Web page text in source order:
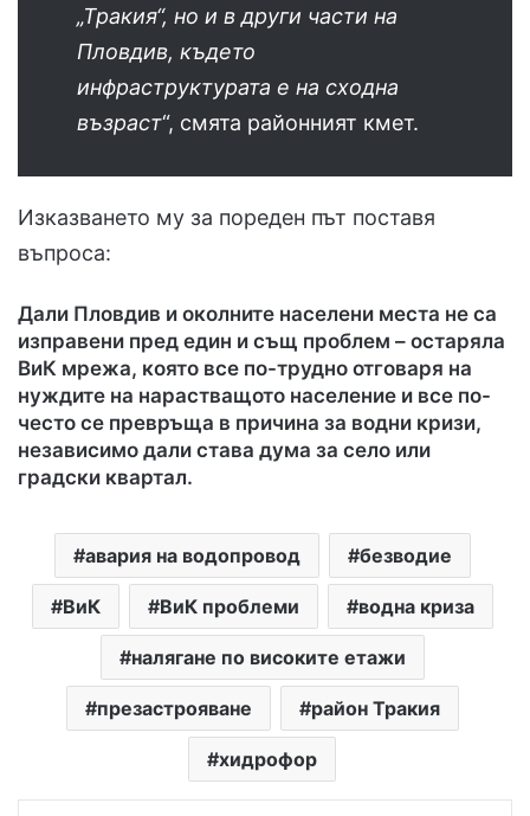
„Тракия“, но и в други части на
Пловдив, където
инфраструктурата е на сходна
възраст“, смята районният кмет.
Изказването му за пореден път поставя
въпроса:
Дали Пловдив и околните населени места не са
изправени пред един и същ проблем – остаряла
ВиК мрежа, която все по-трудно отговаря на
нуждите на нарастващото население и все по-
често се превръща в причина за водни кризи,
независимо дали става дума за село или
градски квартал.
авария на водопровод безводие
ВиК ВиК проблеми водна криза
налягане по високите етажи
презастрояване район Тракия
хидрофор